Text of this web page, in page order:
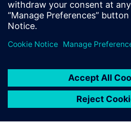
Докладніше